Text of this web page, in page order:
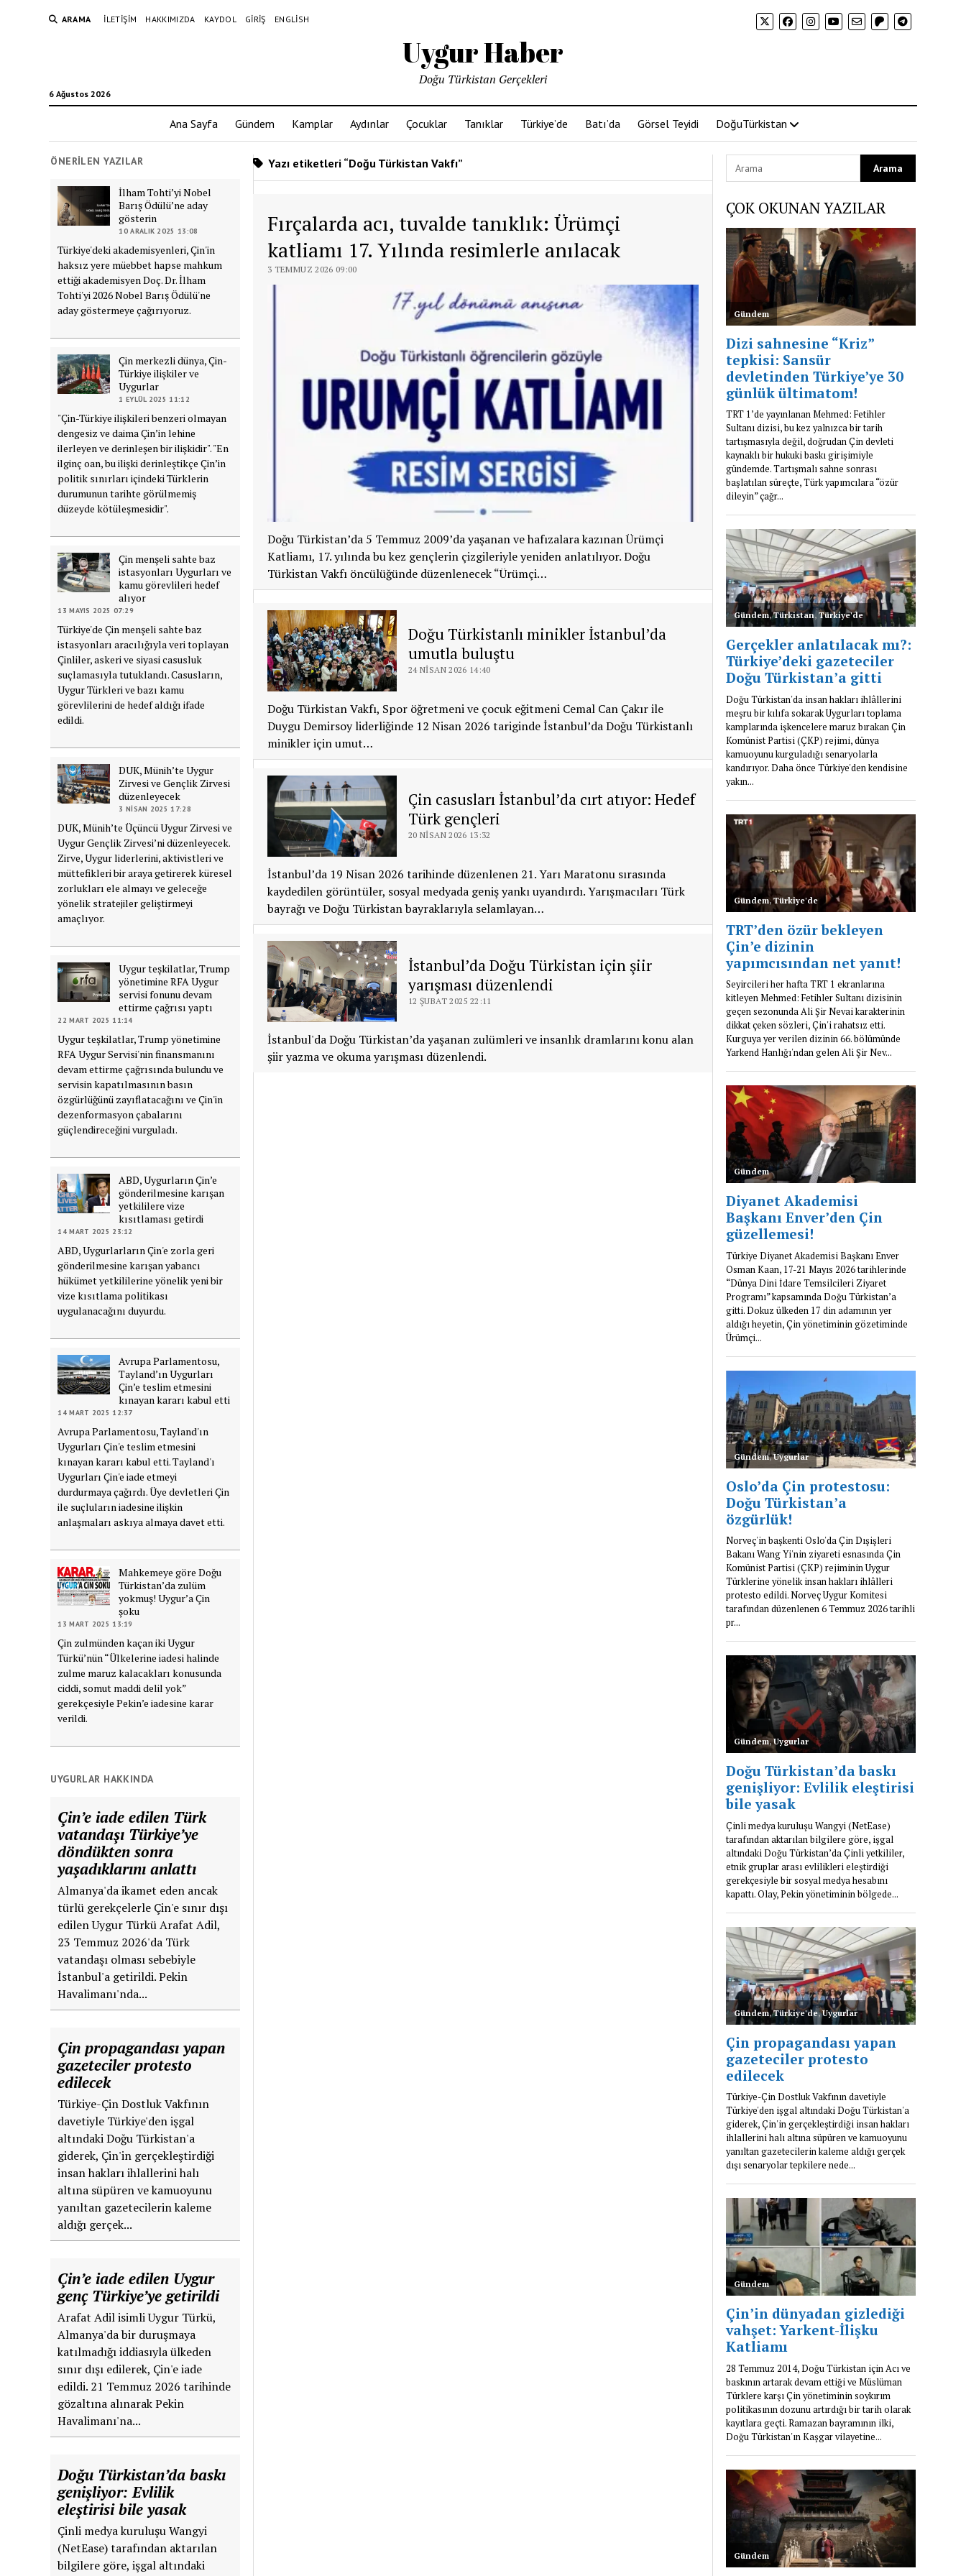
ARAMA İLETIŞIM HAKKIMIZDA KAYDOL GIRIŞ ENGLISH
Uygur Haber
6 Ağustos 2026
Doğu Türkistan Gerçekleri
Ana Sayfa Gündem Kamplar Aydınlar Çocuklar Tanıklar Türkiye’de Batı’da Görsel Teyidi DoğuTürkistan
ÖNERILEN YAZILAR
İlham Tohti’yi Nobel
Barış Ödülü’ne aday
gösterin
10 ARALIK 2025 13:08
Türkiye'deki akademisyenleri, Çin'in
haksız yere müebbet hapse mahkum
ettiği akademisyen Doç. Dr. İlham
Tohti'yi 2026 Nobel Barış Ödülü'ne
aday göstermeye çağırıyoruz.
Çin merkezli dünya, Çin-
Türkiye ilişkiler ve
Uygurlar
1 EYLÜL 2025 11:12
"Çin-Türkiye ilişkileri benzeri olmayan
dengesiz ve daima Çin’in lehine
ilerleyen ve derinleşen bir ilişkidir". "En
ilginç oan, bu ilişki derinleştikçe Çin’in
politik sınırları içindeki Türklerin
durumunun tarihte görülmemiş
düzeyde kötüleşmesidir".
Çin menşeli sahte baz
istasyonları Uygurları ve
kamu görevlileri hedef
alıyor
13 MAYIS 2025 07:29
Türkiye'de Çin menşeli sahte baz
istasyonları aracılığıyla veri toplayan
Çinliler, askeri ve siyasi casusluk
suçlamasıyla tutuklandı. Casusların,
Uygur Türkleri ve bazı kamu
görevlilerini de hedef aldığı ifade
edildi.
DUK, Münih’te Uygur
Zirvesi ve Gençlik Zirvesi
düzenleyecek
3 NISAN 2025 17:28
DUK, Münih’te Üçüncü Uygur Zirvesi ve
Uygur Gençlik Zirvesi’ni düzenleyecek.
Zirve, Uygur liderlerini, aktivistleri ve
müttefikleri bir araya getirerek küresel
zorlukları ele almayı ve geleceğe
yönelik stratejiler geliştirmeyi
amaçlıyor.
Uygur teşkilatlar, Trump
yönetimine RFA Uygur
servisi fonunu devam
ettirme çağrısı yaptı
22 MART 2025 11:14
Uygur teşkilatlar, Trump yönetimine
RFA Uygur Servisi'nin finansmanını
devam ettirme çağrısında bulundu ve
servisin kapatılmasının basın
özgürlüğünü zayıflatacağını ve Çin'in
dezenformasyon çabalarını
güçlendireceğini vurguladı.
ABD, Uygurların Çin’e
gönderilmesine karışan
yetkililere vize
kısıtlaması getirdi
14 MART 2025 23:12
ABD, Uygurlarların Çin'e zorla geri
gönderilmesine karışan yabancı
hükümet yetkililerine yönelik yeni bir
vize kısıtlama politikası
uygulanacağını duyurdu.
Avrupa Parlamentosu,
Tayland’ın Uygurları
Çin’e teslim etmesini
kınayan kararı kabul etti
14 MART 2025 12:37
Avrupa Parlamentosu, Tayland'ın
Uygurları Çin'e teslim etmesini
kınayan kararı kabul etti. Tayland'ı
Uygurları Çin'e iade etmeyi
durdurmaya çağırdı. Üye devletleri Çin
ile suçluların iadesine ilişkin
anlaşmaları askıya almaya davet etti.
Mahkemeye göre Doğu
Türkistan’da zulüm
yokmuş! Uygur’a Çin
şoku
13 MART 2025 13:19
Çin zulmünden kaçan iki Uygur
Türkü’nün “Ülkelerine iadesi halinde
zulme maruz kalacakları konusunda
ciddi, somut maddi delil yok”
gerekçesiyle Pekin’e iadesine karar
verildi.
UYGURLAR HAKKINDA
Çin’e iade edilen Türk
vatandaşı Türkiye’ye
döndükten sonra
yaşadıklarını anlattı
Almanya'da ikamet eden ancak
türlü gerekçelerle Çin'e sınır dışı
edilen Uygur Türkü Arafat Adil,
23 Temmuz 2026'da Türk
vatandaşı olması sebebiyle
İstanbul'a getirildi. Pekin
Havalimanı'nda...
Çin propagandası yapan
gazeteciler protesto
edilecek
Türkiye-Çin Dostluk Vakfının
davetiyle Türkiye'den işgal
altındaki Doğu Türkistan'a
giderek, Çin'in gerçekleştirdiği
insan hakları ihlallerini halı
altına süpüren ve kamuoyunu
yanıltan gazetecilerin kaleme
aldığı gerçek...
Çin’e iade edilen Uygur
genç Türkiye’ye getirildi
Arafat Adil isimli Uygur Türkü,
Almanya'da bir duruşmaya
katılmadığı iddiasıyla ülkeden
sınır dışı edilerek, Çin'e iade
edildi. 21 Temmuz 2026 tarihinde
gözaltına alınarak Pekin
Havalimanı'na...
Doğu Türkistan’da baskı
genişliyor: Evlilik
eleştirisi bile yasak
Çinli medya kuruluşu Wangyi
(NetEase) tarafından aktarılan
bilgilere göre, işgal altındaki
Yazı etiketleri “Doğu Türkistan Vakfı”
Fırçalarda acı, tuvalde tanıklık: Ürümçi
katliamı 17. Yılında resimlerle anılacak
3 TEMMUZ 2026 09:00
Doğu Türkistan’da 5 Temmuz 2009’da yaşanan ve hafızalara kazınan Ürümçi
Katliamı, 17. yılında bu kez gençlerin çizgileriyle yeniden anlatılıyor. Doğu
Türkistan Vakfı öncülüğünde düzenlenecek “Ürümçi…
Doğu Türkistanlı minikler İstanbul’da
umutla buluştu
24 NISAN 2026 14:40
Doğu Türkistan Vakfı, Spor öğretmeni ve çocuk eğitmeni Cemal Can Çakır ile
Duygu Demirsoy liderliğinde 12 Nisan 2026 tariginde İstanbul’da Doğu Türkistanlı
minikler için umut…
Çin casusları İstanbul’da cırt atıyor: Hedef
Türk gençleri
20 NISAN 2026 13:32
İstanbul’da 19 Nisan 2026 tarihinde düzenlenen 21. Yarı Maratonu sırasında
kaydedilen görüntüler, sosyal medyada geniş yankı uyandırdı. Yarışmacıları Türk
bayrağı ve Doğu Türkistan bayraklarıyla selamlayan…
İstanbul’da Doğu Türkistan için şiir
yarışması düzenlendi
12 ŞUBAT 2025 22:11
İstanbul'da Doğu Türkistan’da yaşanan zulümleri ve insanlık dramlarını konu alan
şiir yazma ve okuma yarışması düzenlendi.
ÇOK OKUNAN YAZILAR